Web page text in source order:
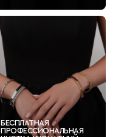
БЕСПЛАТНАЯ
ПРОФЕССИОНАЛЬНАЯ